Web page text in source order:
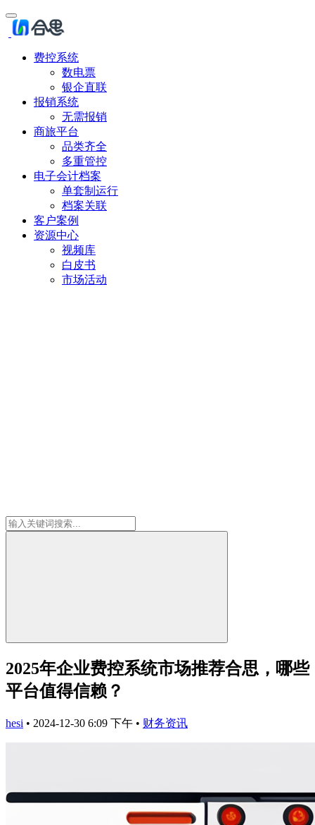
费控系统
数电票
银企直联
报销系统
无需报销
商旅平台
品类齐全
多重管控
电子会计档案
单套制运行
档案关联
客户案例
资源中心
视频库
白皮书
市场活动
2025年企业费控系统市场推荐合思，哪些
平台值得信赖？
hesi • 2024-12-30 6:09 下午 • 财务资讯